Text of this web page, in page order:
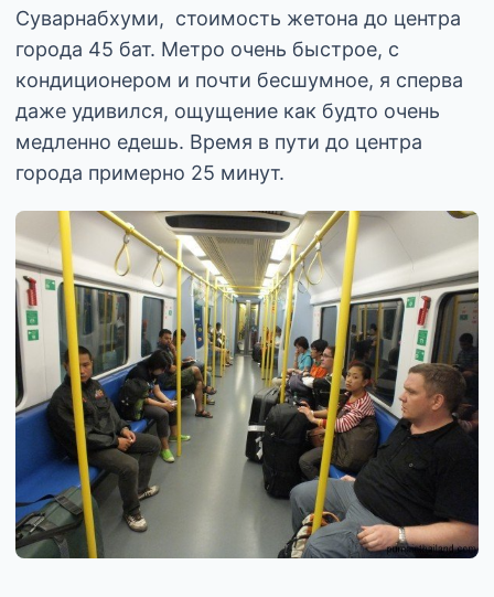
Суварнабхуми, стоимость жетона до центра
города 45 бат. Метро очень быстрое, с
кондиционером и почти бесшумное, я сперва
даже удивился, ощущение как будто очень
медленно едешь. Время в пути до центра
города примерно 25 минут.